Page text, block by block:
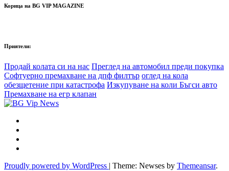
Корица на BG VIP MAGAZINE
Приятели:
Продай колата си на нас Преглед на автомобил преди покупка
Софтуерно премахване на дпф филтър оглед на кола
обезщетение при катастрофа Изкупуване на коли Бъгси авто
Премахване на егр клапан
Proudly powered by WordPress Theme: Newses by Themeansar.